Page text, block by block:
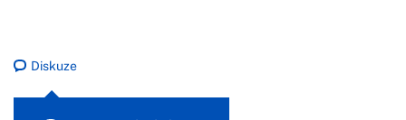
Diskuze